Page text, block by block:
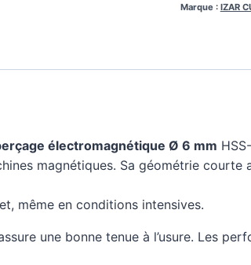
Marque : IZAR
électromagnétique Ø 6 mm
magnétiques. Sa géométrie
même en conditions intensives.
une bonne tenue à l’usure. Les